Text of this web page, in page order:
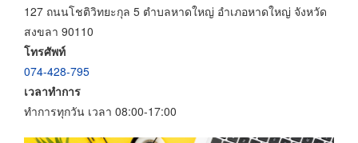
127 ถนนโชติวิทยะกุล 5 ตำบลหาดใหญ่ อำเภอหาดใหญ่ จังหวัด
สงขลา 90110
โทรศัพท์
074-428-795
เวลาทำการ
ทำการทุกวัน เวลา 08:00-17:00